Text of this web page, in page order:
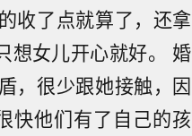
收了点就算了，还拿
想女儿开心就好。 婚
，很少跟她接触，因
快他们有了自己的孩